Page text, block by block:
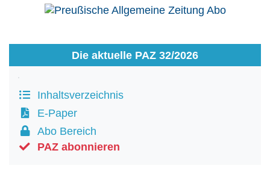
Die aktuelle PAZ 32/2026
Inhaltsverzeichnis
E-Paper
Abo Bereich
PAZ abonnieren